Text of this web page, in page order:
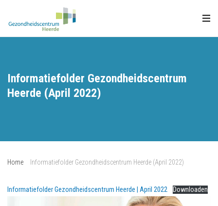
Informatiefolder Gezondheidscentrum
Heerde (April 2022)
Home Informatiefolder Gezondheidscentrum Heerde (April 2022)
Informatiefolder Gezondheidscentrum Heerde | April 2022 Downloaden